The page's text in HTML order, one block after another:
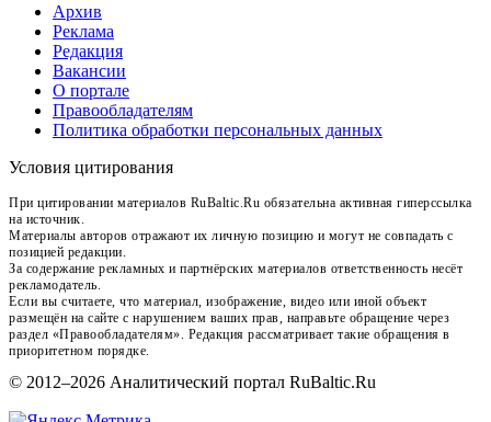
Архив
Реклама
Редакция
Вакансии
О портале
Правообладателям
Политика обработки персональных данных
Условия цитирования
При цитировании материалов RuBaltic.Ru обязательна активная гиперссылка
на источник.
Материалы авторов отражают их личную позицию и могут не совпадать с
позицией редакции.
За содержание рекламных и партнёрских материалов ответственность несёт
рекламодатель.
Если вы считаете, что материал, изображение, видео или иной объект
размещён на сайте с нарушением ваших прав, направьте обращение через
раздел «Правообладателям». Редакция рассматривает такие обращения в
приоритетном порядке.
© 2012–2026 Аналитический портал RuBaltic.Ru